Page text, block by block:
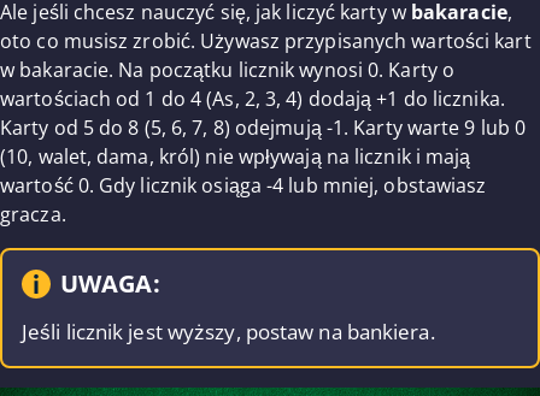
Ale jeśli chcesz nauczyć się, jak liczyć karty w bakaracie,
oto co musisz zrobić. Używasz przypisanych wartości kart
w bakaracie. Na początku licznik wynosi 0. Karty o
wartościach od 1 do 4 (As, 2, 3, 4) dodają +1 do licznika.
Karty od 5 do 8 (5, 6, 7, 8) odejmują -1. Karty warte 9 lub 0
(10, walet, dama, król) nie wpływają na licznik i mają
wartość 0. Gdy licznik osiąga -4 lub mniej, obstawiasz
gracza.
UWAGA:
Jeśli licznik jest wyższy, postaw na bankiera.